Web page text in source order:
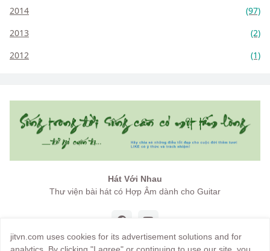
2014
(97)
2013
(2)
2012
(1)
Hát Với Nhau
Thư viện bài hát có Hợp Âm dành cho Guitar
jitvn.com uses cookies for its advertisement solutions and for